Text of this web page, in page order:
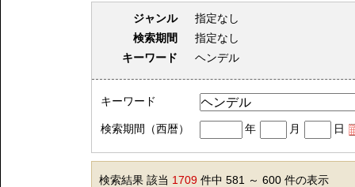
ジャンル
指定なし
検索期間
指定なし
キーワード
ヘンデル
キーワード
検索期間（西暦） 年 月 日
検索結果 該当 1709 件中 581 ～ 600 件の表示